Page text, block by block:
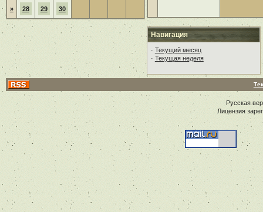
» 28 29 30
Навигация
· Текущий месяц
· Текущая неделя
Русская
Лицензия